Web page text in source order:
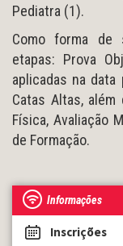
Pediatra (1).
Como forma de
etapas: Prova
aplicadas na data
Catas Altas,
Física, Avaliação
de Formação.
Informações
Inscrições